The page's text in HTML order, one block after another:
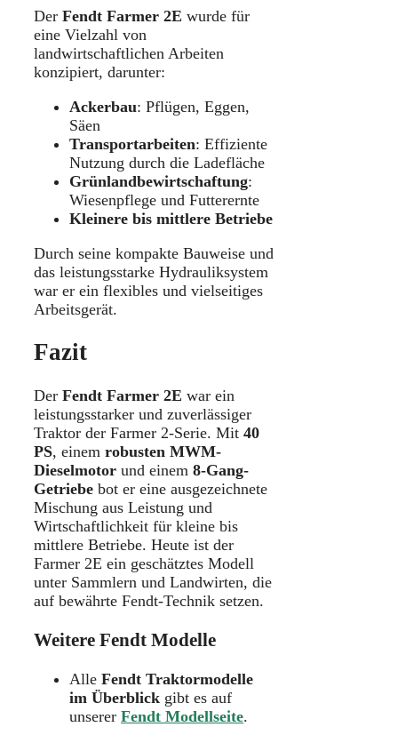
Der Fendt Farmer 2E wurde für
eine Vielzahl von
landwirtschaftlichen Arbeiten
konzipiert, darunter:
Ackerbau: Pflügen, Eggen,
Säen
Transportarbeiten: Effiziente
Nutzung durch die Ladefläche
Grünlandbewirtschaftung:
Wiesenpflege und Futterernte
Kleinere bis mittlere Betriebe
Durch seine kompakte Bauweise und
das leistungsstarke Hydrauliksystem
war er ein flexibles und vielseitiges
Arbeitsgerät.
Fazit
Der Fendt Farmer 2E war ein
leistungsstarker und zuverlässiger
Traktor der Farmer 2-Serie. Mit 40
PS, einem robusten MWM-
Dieselmotor und einem 8-Gang-
Getriebe bot er eine ausgezeichnete
Mischung aus Leistung und
Wirtschaftlichkeit für kleine bis
mittlere Betriebe. Heute ist der
Farmer 2E ein geschätztes Modell
unter Sammlern und Landwirten, die
auf bewährte Fendt-Technik setzen.
Weitere Fendt Modelle
Alle Fendt Traktormodelle
im Überblick gibt es auf
unserer Fendt Modellseite.